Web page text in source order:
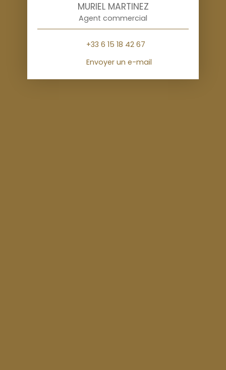
MURIEL MARTINEZ
Agent commercial
+33 6 15 18 42 67
Envoyer un e-mail